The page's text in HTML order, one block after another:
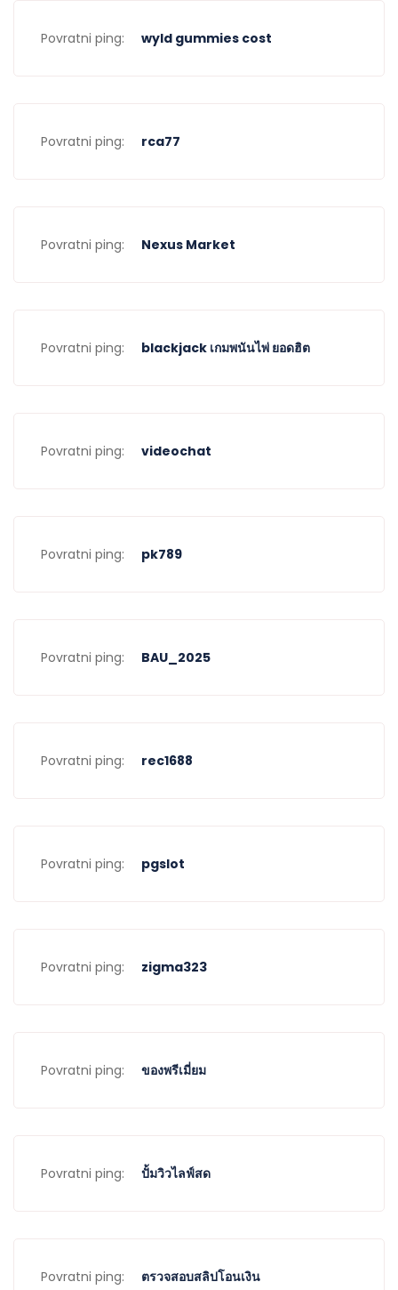
Povratni ping: wyld gummies cost
Povratni ping: rca77
Povratni ping: Nexus Market
Povratni ping: blackjack เกมพนันไพ่ ยอดฮิต
Povratni ping: videochat
Povratni ping: pk789
Povratni ping: BAU_2025
Povratni ping: rec1688
Povratni ping: pgslot
Povratni ping: zigma323
Povratni ping: ของพรีเมี่ยม
Povratni ping: ปั้มวิวไลฟ์สด
Povratni ping: ตรวจสอบสลิปโอนเงิน